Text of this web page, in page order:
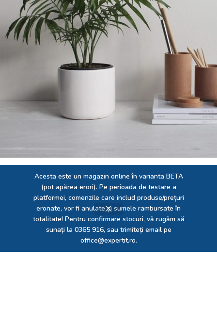
Acesta este un magazin online în varianta BETA
(pot apărea erori). Pe perioada de testare a
platformei, comenzile care includ produse/prețuri
eronate, vor fi anulate și sumele rambursate în
totalitate! Pentru confirmare stocuri, vă rugăm să
sunați la 0365 916, sau trimiteți email pe
office@expertit.ro.
Accessories
Potenti parturient parturie
Pregatiti sa va ajutam! Dornici sa livram produsele dorite!
Ne-am pregatit de mici ca sa fim cei mai mari!
Reghin, str. Mihai Viteazu, nr. 208,
545300, MS, Romania